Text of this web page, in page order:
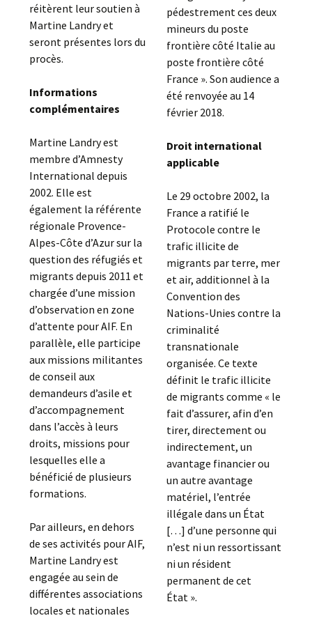
réitèrent leur soutien à
Martine Landry et
seront présentes lors du
procès.
Informations
complémentaires
Martine Landry est
membre d’Amnesty
International depuis
2002. Elle est
également la référente
régionale Provence-
Alpes-Côte d’Azur sur la
question des réfugiés et
migrants depuis 2011 et
chargée d’une mission
d’observation en zone
d’attente pour AIF. En
parallèle, elle participe
aux missions militantes
de conseil aux
demandeurs d’asile et
d’accompagnement
dans l’accès à leurs
droits, missions pour
lesquelles elle a
bénéficié de plusieurs
formations.
Par ailleurs, en dehors
de ses activités pour AIF,
Martine Landry est
engagée au sein de
différentes associations
locales et nationales
pédestrement ces deux
mineurs du poste
frontière côté Italie au
poste frontière côté
France ». Son audience a
été renvoyée au 14
février 2018.
Droit international
applicable
Le 29 octobre 2002, la
France a ratifié le
Protocole contre le
trafic illicite de
migrants par terre, mer
et air, additionnel à la
Convention des
Nations-Unies contre la
criminalité
transnationale
organisée. Ce texte
définit le trafic illicite
de migrants comme « le
fait d’assurer, afin d’en
tirer, directement ou
indirectement, un
avantage financier ou
un autre avantage
matériel, l’entrée
illégale dans un État
[…] d’une personne qui
n’est ni un ressortissant
ni un résident
permanent de cet
État ».